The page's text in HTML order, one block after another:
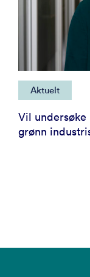
Aktuelt
Vil
grønn